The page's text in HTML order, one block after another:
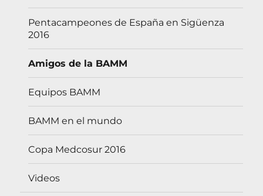
Pentacampeones de España en Sigüenza
2016
Amigos de la BAMM
Equipos BAMM
BAMM en el mundo
Copa Medcosur 2016
Videos